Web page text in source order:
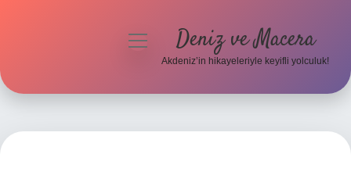
menüyü Deniz ve Macera
Akdeniz’in hikayeleriyle keyifli yolculuk!